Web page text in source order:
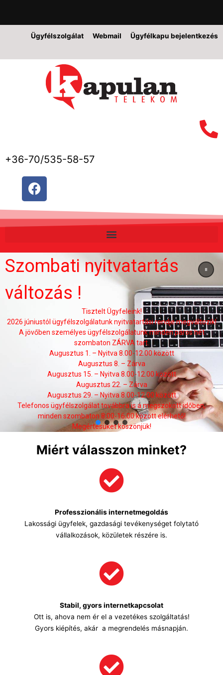
Ügyfélszolgálat Webmail Ügyfélkapu bejelentkezés
+36-70/535-58-57
Szombati nyitvatartás
változás !
Tisztelt Ügyfeleink!
2026 júniustól ügyfélszolgálatunk nyitvatartási rendje megváltozik!
A jövőben személyes ügyfélszolgálatunk minden páros hét
szombaton ZÁRVA tart.
Augusztus 1. – Nyitva 8.00-12.00 között
Augusztus 8. – Zárva
Augusztus 15. – Nyitva 8.00-12.00 között
Augusztus 22. – Zárva
Augusztus 29. – Nyitva 8.00-12.00 között
Telefonos ügyfélszolgálat továbbra is a megszokott időben,
minden szombaton 8:00-16.00 között elérhető!
Megértésüket köszönjük!
Miért válasszon minket?
Professzionális internetmegoldás
Lakossági ügyfelek, gazdasági tevékenységet folytató
vállalkozások, közületek részére is.
Stabil, gyors internetkapcsolat
Ott is, ahova nem ér el a vezetékes szolgáltatás!
Gyors kiépítés, akár a megrendelés másnapján.